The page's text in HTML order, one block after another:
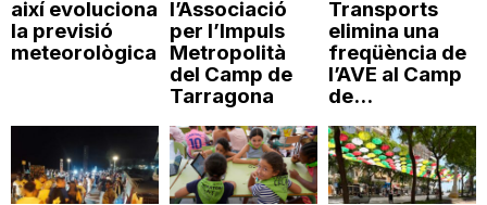
així evoluciona
la previsió
meteorològica
l’Associació
per l’Impuls
Metropolità
del Camp de
Tarragona
Transports
elimina una
freqüència de
l’AVE al Camp
de...